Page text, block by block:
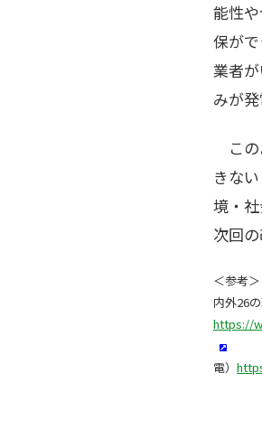
能性
保が
業者
みが
この
きな
境・
次回
内外26
https://
電）